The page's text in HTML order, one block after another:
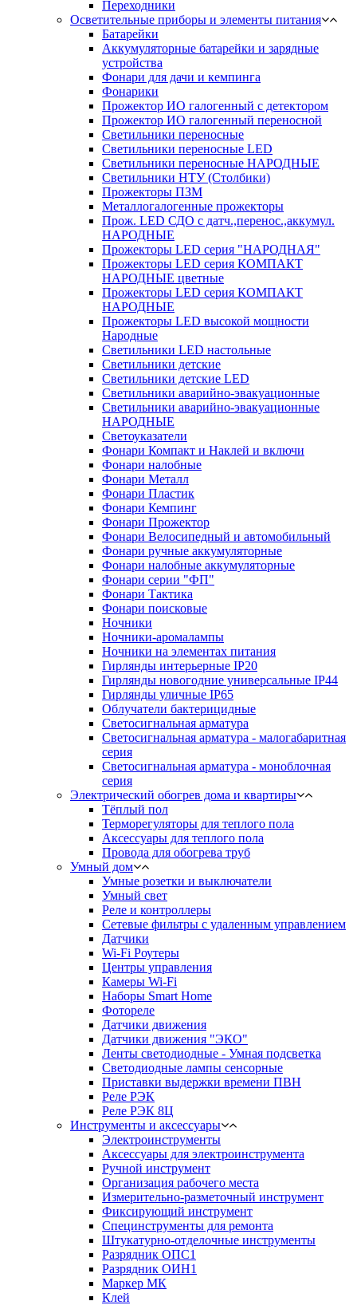
Переходники
Осветительные приборы и элементы питания
Батарейки
Аккумуляторные батарейки и зарядные
устройства
Фонари для дачи и кемпинга
Фонарики
Прожектор ИО галогенный с детектором
Прожектор ИО галогенный переносной
Светильники переносные
Светильники переносные LED
Светильники переносные НАРОДНЫЕ
Светильники НТУ (Столбики)
Прожекторы ПЗМ
Металлогалогенные прожекторы
Прож. LED СДО с датч.,перенос.,аккумул.
НАРОДНЫЕ
Прожекторы LED серия "НАРОДНАЯ"
Прожекторы LED серия КОМПАКТ
НАРОДНЫЕ цветные
Прожекторы LED серия КОМПАКТ
НАРОДНЫЕ
Прожекторы LED высокой мощности
Народные
Светильники LED настольные
Светильники детские
Светильники детские LED
Светильники аварийно-эвакуационные
Светильники аварийно-эвакуационные
НАРОДНЫЕ
Светоуказатели
Фонари Компакт и Наклей и включи
Фонари налобные
Фонари Металл
Фонари Пластик
Фонари Кемпинг
Фонари Прожектор
Фонари Велосипедный и автомобильный
Фонари ручные аккумуляторные
Фонари налобные аккумуляторные
Фонари серии "ФП"
Фонари Тактика
Фонари поисковые
Ночники
Ночники-аромалампы
Ночники на элементах питания
Гирлянды интерьерные IP20
Гирлянды новогодние универсальные IP44
Гирлянды уличные IP65
Облучатели бактерицидные
Светосигнальная арматура
Светосигнальная арматура - малогабаритная
серия
Светосигнальная арматура - моноблочная
серия
Электрический обогрев дома и квартиры
Тёплый пол
Терморегуляторы для теплого пола
Аксессуары для теплого пола
Провода для обогрева труб
Умный дом
Умные розетки и выключатели
Умный свет
Реле и контроллеры
Сетевые фильтры с удаленным управлением
Датчики
Wi-Fi Роутеры
Центры управления
Камеры Wi-Fi
Наборы Smart Home
Фотореле
Датчики движения
Датчики движения "ЭКО"
Ленты светодиодные - Умная подсветка
Светодиодные лампы сенсорные
Приставки выдержки времени ПВН
Реле РЭК
Реле РЭК 8Ц
Инструменты и аксессуары
Электроинструменты
Аксессуары для электроинструмента
Ручной инструмент
Организация рабочего места
Измерительно-разметочный инструмент
Фиксирующий инструмент
Специнструменты для ремонта
Штукатурно-отделочные инструменты
Разрядник ОПС1
Разрядник ОИН1
Маркер МК
Клей